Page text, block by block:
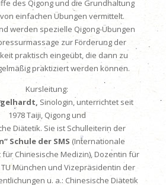
des Qigong und die Grundhaltung
einfachen Übungen vermittelt.
werden spezielle Qigong-Übungen
zur Förderung der
praktisch eingeübt, die dann zu
praktiziert werden können.
Kursleitung:
Sinologin, unterrichtet seit
1978 Taiji, Qigong und
Diätetik. Sie ist Schulleiterin der
Schule der SMS (Internationale
Chinesische Medizin), Dozentin für
TU München und Vizepräsidentin der
u. a.: Chinesische Diätetik